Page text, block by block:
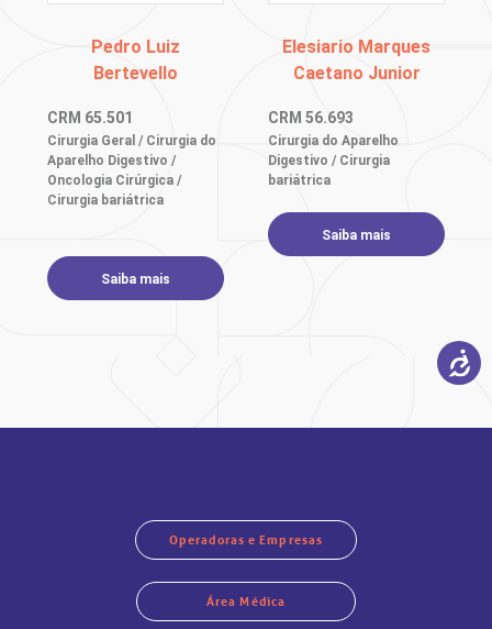
Pedro Luiz
Bertevello
CRM 65.501
Cirurgia Geral / Cirurgia do
Aparelho Digestivo /
Oncologia Cirúrgica /
Cirurgia bariátrica
Saiba mais
Elesiario Marques
Caetano Junior
CRM 56.693
Cirurgia do Aparelho
Digestivo / Cirurgia
bariátrica
Saiba mais
Operadoras e Empresas
Área Médica